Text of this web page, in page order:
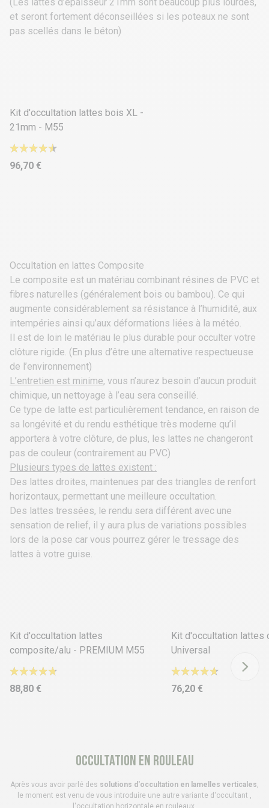
et seront fortement déconseillées si les poteaux ne sont
pas scellés dans le béton)
Kit d'occultation lattes bois XL -
21mm - M55
96,70 €
Occultation en lattes Composite
Le composite est un matériau combinant résines de PVC et
fibres naturelles (généralement bois ou bambou). Ce qui
augmente considérablement sa résistance à l’humidité, aux
intempéries ainsi qu’aux déformations liées à la météo.
Il est de loin le matériau le plus durable pour occulter votre
clôture rigide. (En plus d’être une alternative respectueuse
de l’environnement)
L’entretien est minime, vous n’aurez besoin d’aucun produit
chimique, un nettoyage à l’eau sera conseillé.
Ce type de latte est particulièrement tendance, en raison de
sa longévité et du rendu esthétique très moderne qu’il
apportera à votre clôture, de plus, les lattes ne changeront
pas de couleur (contrairement au PVC)
Plusieurs types de lattes existent :
Des lattes droites, maintenues par des triangles de renfort
horizontaux, permettant une meilleure occultation.
Des lattes tressées, le rendu sera différent avec une
sensation de relief, il y aura plus de variations possibles
lors de la pose car vous pourrez gérer le tressage des
lattes à votre guise.
Kit d'occultation lattes
composite/alu - PREMIUM M55
88,80 €
Kit d'occultation lattes
Universal
76,20 €
Occultation en rouleau
Après vous avoir parlé des solutions d'occultation en lamelles verticales,
le moment est venu de vous introduire une autre variante d'occultant ,
l'occultation horizontale en rouleaux.